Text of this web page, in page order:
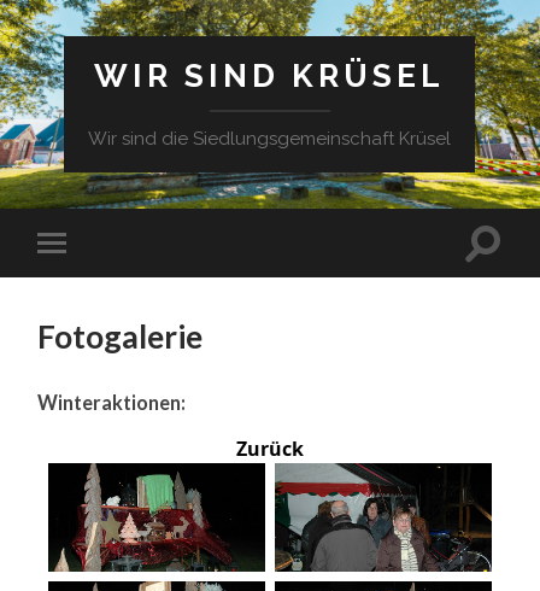
WIR SIND KRÜSEL
Wir sind die Siedlungsgemeinschaft Krüsel
Fotogalerie
Winteraktionen:
Zurück